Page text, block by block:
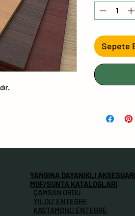
Sepete
YANGINA DAYANIKLI
MDF/SUNTA KATALOGLARI
ÇAMSAN ORDU
KASTAMONU ENTEGRE
YILDIZ ENTEGRE